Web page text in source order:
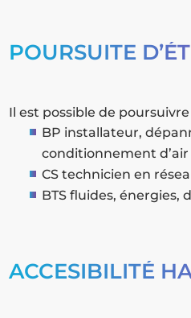
POURSUITE
Il est possible de
BP installateur,
conditionnement d’air
CS technicien en
BTS fluides, énergies,
ACCESIBILITÉ